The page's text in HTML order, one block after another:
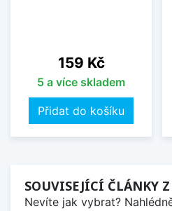
Cena
159 Kč
5 a více skladem
Přidat do košíku
SOUVISEJÍCÍ ČLÁNKY
Nevíte jak vybrat?